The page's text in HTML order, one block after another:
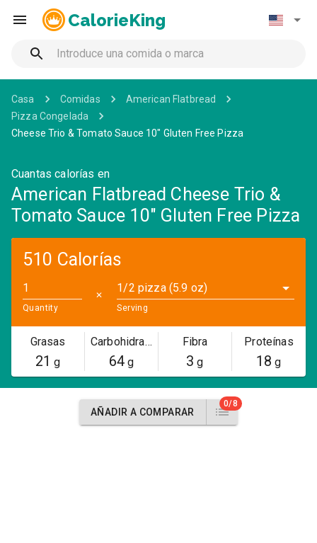
CalorieKing
Casa Comidas
American Flatbread
Pizza Congelada
Cheese Trio & Tomato Sauce 10" Gluten Free Pizza
Cuantas calorías en
American Flatbread Cheese Trio &
Tomato Sauce 10" Gluten Free Pizza
510 Calorías
Quantity
✕
1/2 pizza (5.9 oz)
Serving
Grasas
21 g
Carbohidratos
64g
Fibra
3 g
Proteínas
18 g
AÑADIR A COMPARAR
0/8